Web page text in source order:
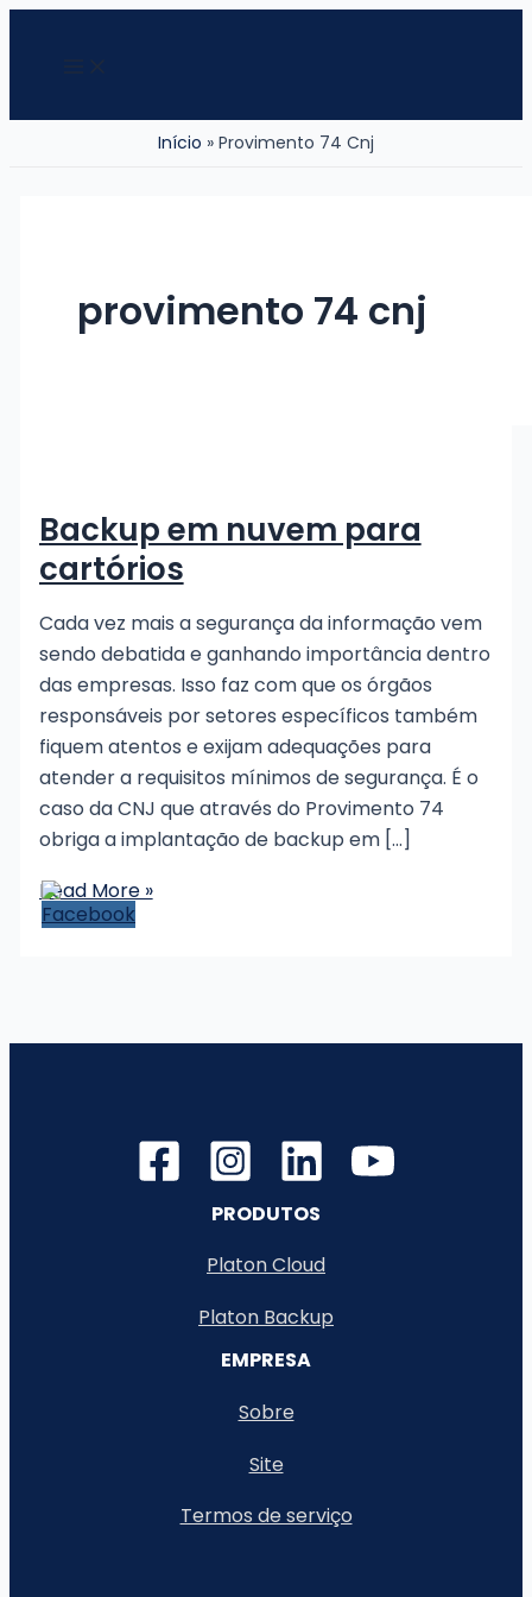
conteúdo
Início Provimento 74 Cnj
provimento 74 cnj
Backup em nuvem para
cartórios
Cada vez mais a segurança da informação vem
sendo debatida e ganhando importância dentro
das empresas. Isso faz com que os órgãos
responsáveis por setores específicos também
fiquem atentos e exijam adequações para
atender a requisitos mínimos de segurança. É o
caso da CNJ que através do Provimento 74
obriga a implantação de backup em […]
Backup
em
Read More »
PRODUTOS
Platon Cloud
Platon Backup
EMPRESA
Sobre
Site
Termos de serviço